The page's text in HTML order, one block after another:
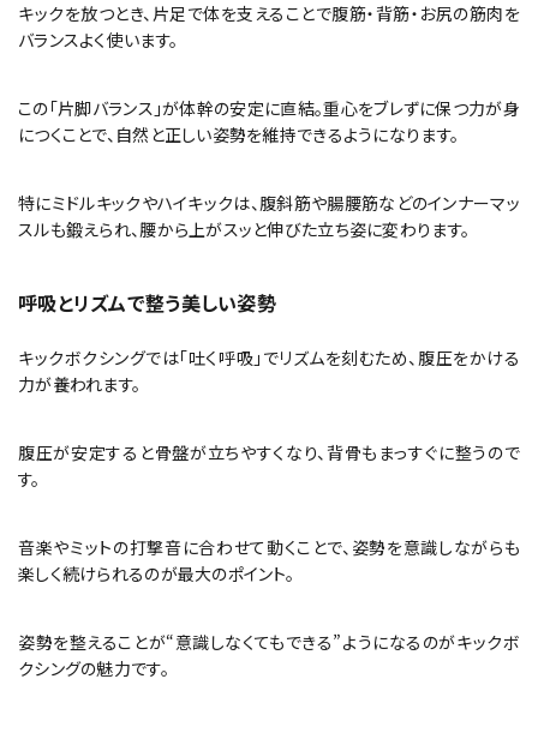
キックを放つとき、片足で体を支えることで腹筋・背筋・お尻の筋肉を
バランスよく使います。
この「片脚バランス」が体幹の安定に直結。重心をブレずに保つ力が身
につくことで、自然と正しい姿勢を維持できるようになります。
特にミドルキックやハイキックは、腹斜筋や腸腰筋などのインナーマッ
スルも鍛えられ、腰から上がスッと伸びた立ち姿に変わります。
呼吸とリズムで整う美しい姿勢
キックボクシングでは「吐く呼吸」でリズムを刻むため、腹圧をかける
力が養われます。
腹圧が安定すると骨盤が立ちやすくなり、背骨もまっすぐに整うので
す。
音楽やミットの打撃音に合わせて動くことで、姿勢を意識しながらも
楽しく続けられるのが最大のポイント。
姿勢を整えることが“意識しなくてもできる”ようになるのがキックボ
クシングの魅力です。